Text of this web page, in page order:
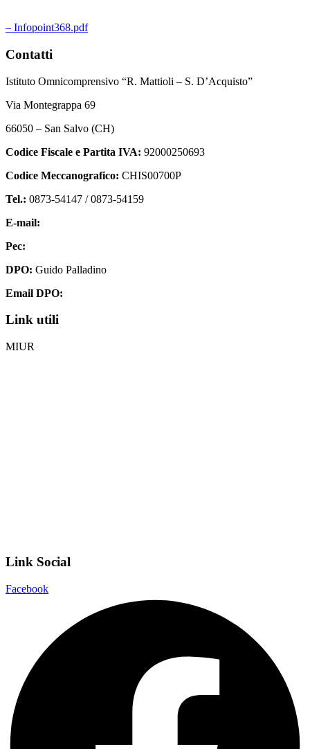
– Infopoint368.pdf
Contatti
Istituto Omnicomprensivo “R. Mattioli – S. D’Acquisto”
Via Montegrappa 69
66050 – San Salvo (CH)
Codice Fiscale e Partita IVA: 92000250693
Codice Meccanografico: CHIS00700P
Tel.: 0873-54147 /0873-54159
E-mail:
Pec:
DPO: Guido Palladino
Email DPO:
Link utili
MIUR
Link Social
Facebook